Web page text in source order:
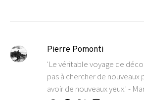
Pierre Pomonti
'Le véritable voyage de
pas à chercher de nouveaux
avoir de nouveaux yeux.' -